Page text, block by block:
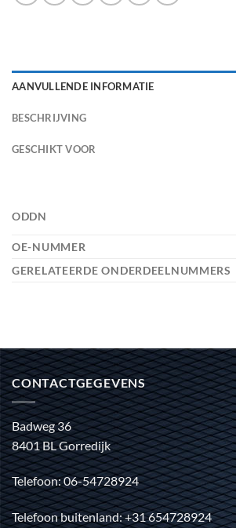
AANVULLENDE INFORMATIE
BESCHRIJVING
GESCHIKT VOOR
ODDN
OE-NUMMER
GERELATEERDE ONDERDEELNUMMERS
CONTACTGEGEVENS
Badweg 36
8401 BL Gorredijk
Telefoon: 06-54728924
Telefoon buitenland: +31 654728924